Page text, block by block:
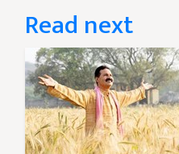
Read next